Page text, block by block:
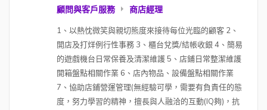
顧問與客戶服務 商店經理
1、以熱忱微笑與親切熊度來接待每位光臨的顧客 2、
開店及打烊例行性事務 3、櫃台兌獎/結帳收銀 4、簡易
的遊戲機台日常保養及清潔維護 5、店鋪日常整潔維護
開箱盤點相關作業 6、店內物品、設備盤點相關作業
7、協助店鋪營運管理(無經驗可學，需要有負責任的態
度，努力學習的精神，擅長與人融洽的互動(IQ夠)，抗